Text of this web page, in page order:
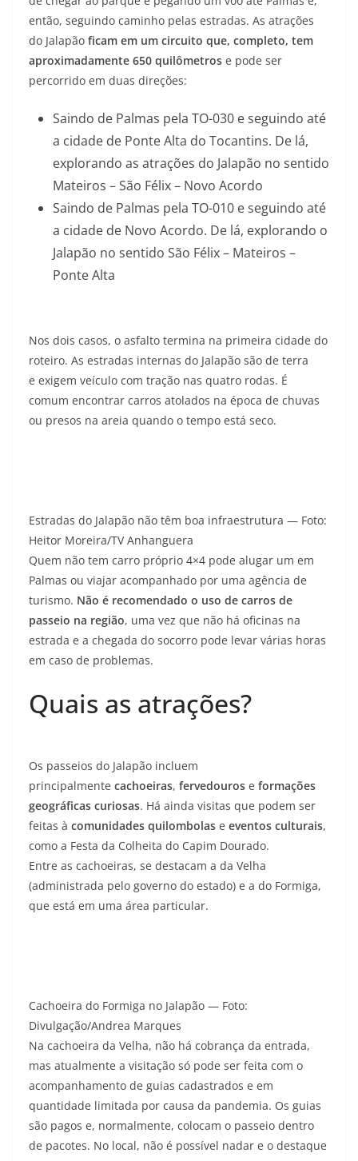
então, seguindo caminho pelas estradas. As atrações
do Jalapão ficam em um circuito que, completo, tem
aproximadamente 650 quilômetros e pode ser
percorrido em duas direções:
Saindo de Palmas pela TO-030 e seguindo até
a cidade de Ponte Alta do Tocantins. De lá,
explorando as atrações do Jalapão no sentido
Mateiros – São Félix – Novo Acordo
Saindo de Palmas pela TO-010 e seguindo até
a cidade de Novo Acordo. De lá, explorando o
Jalapão no sentido São Félix – Mateiros –
Ponte Alta
Nos dois casos, o asfalto termina na primeira cidade do
roteiro. As estradas internas do Jalapão são de terra
e exigem veículo com tração nas quatro rodas. É
comum encontrar carros atolados na época de chuvas
ou presos na areia quando o tempo está seco.
Estradas do Jalapão não têm boa infraestrutura — Foto:
Heitor Moreira/TV Anhanguera
Quem não tem carro próprio 4×4 pode alugar um em
Palmas ou viajar acompanhado por uma agência de
turismo. Não é recomendado o uso de carros de
passeio na região, uma vez que não há oficinas na
estrada e a chegada do socorro pode levar várias horas
em caso de problemas.
Quais as atrações?
Os passeios do Jalapão incluem
principalmente cachoeiras, fervedouros e formações
geográficas curiosas. Há ainda visitas que podem ser
feitas à comunidades quilombolas e eventos culturais,
como a Festa da Colheita do Capim Dourado.
Entre as cachoeiras, se destacam a da Velha
(administrada pelo governo do estado) e a do Formiga,
que está em uma área particular.
Cachoeira do Formiga no Jalapão — Foto:
Divulgação/Andrea Marques
Na cachoeira da Velha, não há cobrança da entrada,
mas atualmente a visitação só pode ser feita com o
acompanhamento de guias cadastrados e em
quantidade limitada por causa da pandemia. Os guias
são pagos e, normalmente, colocam o passeio dentro
de pacotes. No local, não é possível nadar e o destaque